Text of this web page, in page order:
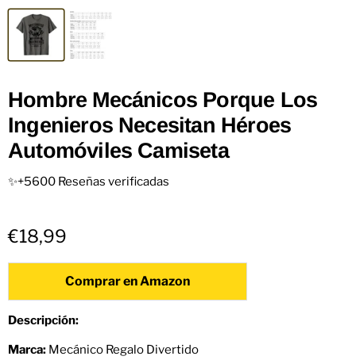
Hombre Mecánicos Porque Los
Ingenieros Necesitan Héroes
Automóviles Camiseta
✨+5600 Reseñas verificadas
€18,99
Comprar en Amazon
Descripción:
Marca: Mecánico Regalo Divertido